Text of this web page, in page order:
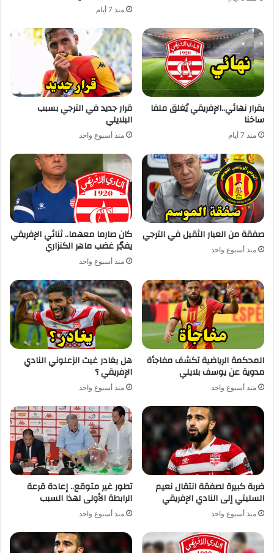
منذ 7 أيام
بقرار نهائي..الإفريقي يُغلق ملفا
ساخنا
منذ 7 أيام
قرار جديد في الترجي بسبب
البلايلي
منذ أسبوع واحد
صفقة من العيار الثقيل في الترجي
منذ أسبوع واحد
كان صارما معهما.. ثنائي الإفريقي
يفجّر غضب ماهر الكنزاري
منذ أسبوع واحد
المحكمة الرياضية تكشف مفاجأة
مدوية عن يوسف بلايلي
منذ أسبوع واحد
هل يغادر غيث الزعلوني النادي
الإفريقي ؟
منذ أسبوع واحد
ضربة كبيرة لصفقة انتقال نعيم
السليتي إلى النادي الإفريقي
منذ أسبوع واحد
تطور غير متوقع.. إعادة قرعة
الرابطة الأولى لهذا السبب
منذ أسبوع واحد